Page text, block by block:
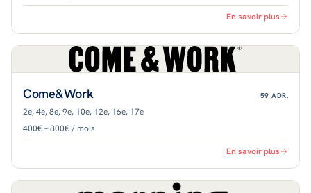
En savoir plus
Come&Work 59 ADR.
2e, 4e, 8e, 9e, 10e, 12e, 16e, 17e
400€ – 800€ / mois
En savoir plus